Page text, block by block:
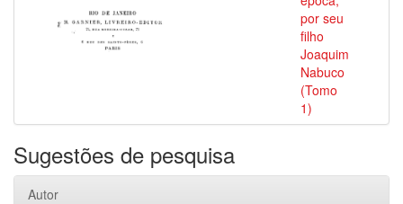
por seu
filho
Joaquim
Nabuco
(Tomo
1)
Sugestões de pesquisa
Autor